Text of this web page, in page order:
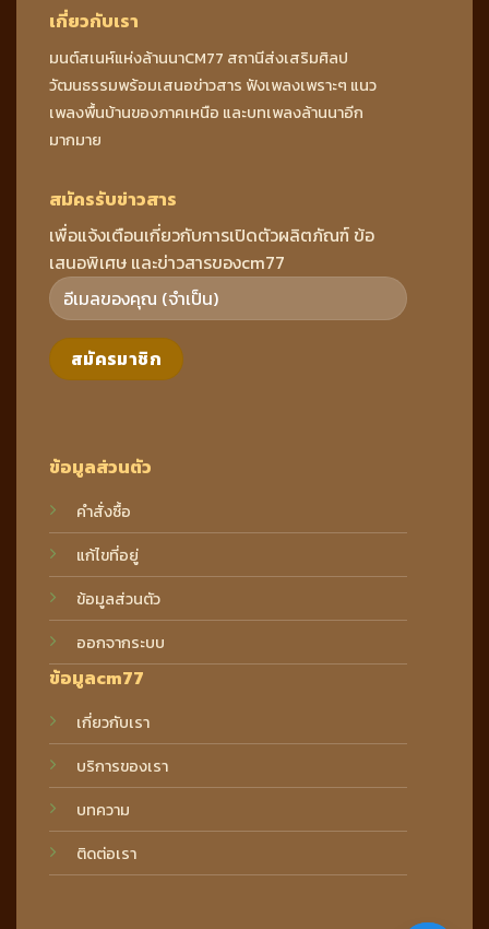
เกี่ยวกับเรา
มนต์สเนห์แห่งล้านนาCM77 สถานีส่งเสริมศิลป
วัฒนธรรมพร้อมเสนอข่าวสาร ฟังเพลงเพราะๆ แนว
เพลงพื้นบ้านของภาคเหนือ และบทเพลงล้านนาอีก
มากมาย
ข้อมูลส่วนตัว
คำสั่งซื้อ
แก้ไขที่อยู่
ข้อมูลส่วนตัว
ออกจากระบบ
ข้อมูลcm77
เกี่ยวกับเรา
บริการของเรา
บทความ
ติดต่อเรา
สมัครรับข่าวสาร
เพื่อแจ้งเตือนเกี่ยวกับการเปิดตัวผลิตภัณฑ์ ข้อ
เสนอพิเศษ และข่าวสารของcm77